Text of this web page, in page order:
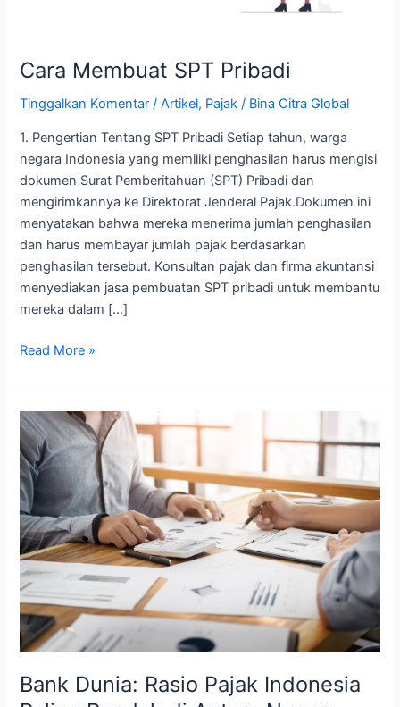
Cara Membuat SPT Pribadi
Tinggalkan Komentar /Artikel, Pajak / Bina Citra Global
1. Pengertian Tentang SPT Pribadi Setiap tahun, warga
negara Indonesia yang memiliki penghasilan harus mengisi
dokumen Surat Pemberitahuan (SPT) Pribadi dan
mengirimkannya ke Direktorat Jenderal Pajak.Dokumen ini
menyatakan bahwa mereka menerima jumlah penghasilan
dan harus membayar jumlah pajak berdasarkan
penghasilan tersebut. Konsultan pajak dan firma akuntansi
menyediakan jasa pembuatan SPT pribadi untuk membantu
mereka dalam […]
Read More »
Bank Dunia: Rasio Pajak Indonesia
Bank
Dunia:
Rasio
Pajak
Indonesia
Paling
Rendah
di
Antara
Negara
Berkembang